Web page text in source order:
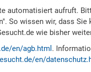
automatisiert aufruft.
So wissen wir, dass Sie
wie bisher
en/agb.html .
en/